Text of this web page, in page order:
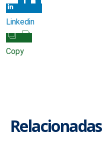
Linkedin
Copy
Relacionadas